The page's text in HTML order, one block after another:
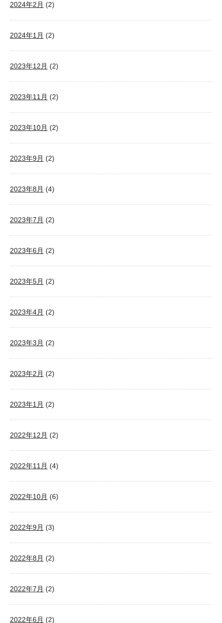
2024年2月 (2)
2024年1月 (2)
2023年12月 (2)
2023年11月 (2)
2023年10月 (2)
2023年9月 (2)
2023年8月 (4)
2023年7月 (2)
2023年6月 (2)
2023年5月 (2)
2023年4月 (2)
2023年3月 (2)
2023年2月 (2)
2023年1月 (2)
2022年12月 (2)
2022年11月 (4)
2022年10月 (6)
2022年9月 (3)
2022年8月 (2)
2022年7月 (2)
2022年6月 (2)